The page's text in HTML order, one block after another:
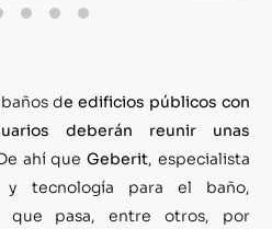
de edificios públicos con
deberán reunir unas
ahí queGeberit, especialista
y tecnología para el baño,
que pasa, entre otros, por